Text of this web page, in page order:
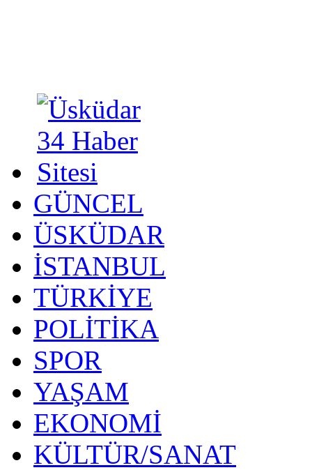
GÜNCEL
ÜSKÜDAR
İSTANBUL
TÜRKİYE
POLİTİKA
SPOR
YAŞAM
EKONOMİ
KÜLTÜR/SANAT